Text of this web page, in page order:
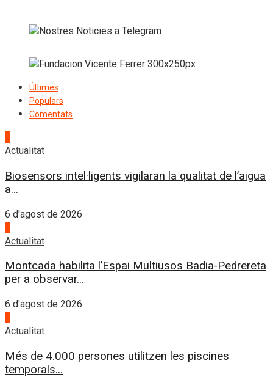
Últimes
Populars
Comentats
Actualitat
Biosensors intel·ligents vigilaran la qualitat de l’aigua
a...
6 d'agost de 2026
Actualitat
Montcada habilita l’Espai Multiusos Badia-Pedrereta
per a observar...
6 d'agost de 2026
Actualitat
Més de 4.000 persones utilitzen les piscines
temporals...